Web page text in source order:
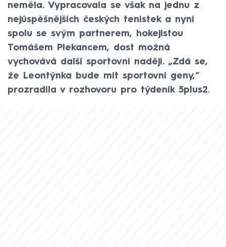
neměla. Vypracovala se však na jednu z
nejúspěšnějších českých tenistek a nyní
spolu se svým partnerem, hokejistou
Tomášem Plekancem, dost možná
vychovává další sportovní naději. „Zdá se,
že Leontýnka bude mít sportovní geny,“
prozradila v rozhovoru pro týdeník 5plus2.